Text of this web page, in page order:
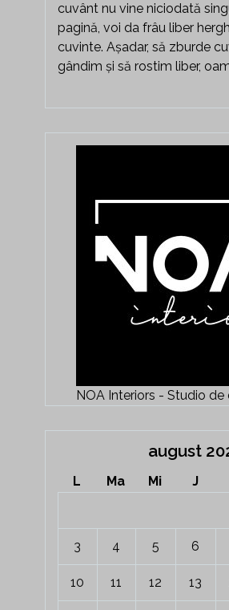
cuvânt nu vine niciodată
pagină, voi da frâu liber
cuvinte. Așadar, să zburde
gândim și să rostim liber,
NOA Interiors - Studio de
august
L Ma Mi J
3 4 5 6
10 11 12 13